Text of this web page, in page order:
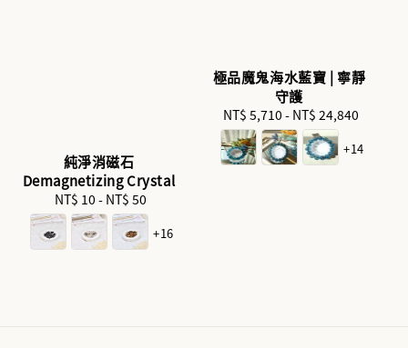
純淨消磁石
Demagnetizing Crystal
Regular
price
NT$ 10 - NT$ 50
+16
極品魔鬼海水藍寶 | 寧靜
守護
Regular
price
NT$ 5,710 - NT$ 24,840
+14